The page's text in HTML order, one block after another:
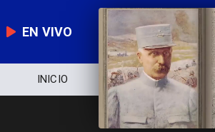
EN VIVO
INICIO NOTICIERO